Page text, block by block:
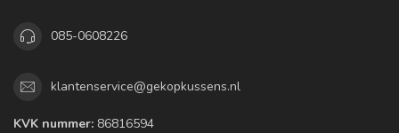
085-0608226
klantenservice@gekopkussens.nl
KVK nummer: 86816594